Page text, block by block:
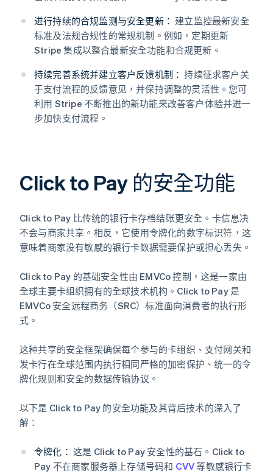
进行持续的合规监测与安全更新： 建立监控最新安全
标准及法规合规性的常规机制。例如，定期更新
Stripe 集成以整合最新安全功能和合规更新。
持续完善系统并建立客户反馈机制： 持续征求客户关
于支付流程的反馈意见，并保持调整的灵活性。您可
利用 Stripe 不断推出的新功能来改善客户体验并进一
步加快支付流程。
Click to Pay 的安全功能
Click to Pay 比传统的银行卡存档结账更安全。卡信息决
不会与商家共享。相反，它使用令牌化的数字标识符，这
意味着商家没有敏感的银行卡数据需要保护或担心丢失。
Click to Pay 的基础安全性由 EMVCo 控制，这是一家由
全球主要卡组织拥有的全球技术机构。Click to Pay 是
EMVCo 安全远程商务（SRC）标准面向消费者的执行形
式。
这种共享的安全框架确保每个参与的卡组织、支付网关和
发卡行在全球范围内执行相同严格的加密保护、统一的令
牌化规则和安全的数据传输协议。
以下是 Click to Pay 的安全功能及其背后技术的深入了
解：
令牌化： 这是 Click to Pay 安全性的基石。Click to
Pay 不在商家服务器上存储号码和 CVV等敏感银行卡